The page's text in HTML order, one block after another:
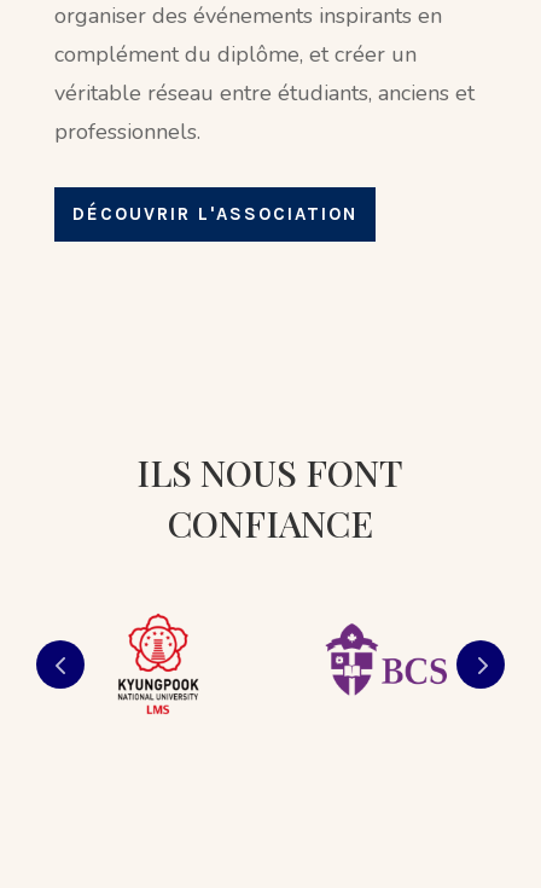
organiser des événements inspirants en
complément du diplôme, et créer un
véritable réseau entre étudiants, anciens et
professionnels.
DÉCOUVRIR L'ASSOCIATION
ILS NOUS FONT
CONFIANCE